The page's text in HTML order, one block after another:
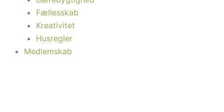
Fællesskab
Kreativitet
Husregler
Medlemskab